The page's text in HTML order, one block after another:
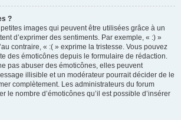
?
images qui peuvent être utilisées grâce à un
d’exprimer des sentiments. Par exemple, « :) »
contraire, « :( » exprime la tristesse. Vous pouvez
des émoticônes depuis le formulaire de rédaction.
pas abuser des émoticônes, elles peuvent
illisible et un modérateur pourrait décider de le
complètement. Les administrateurs du forum
le nombre d’émoticônes qu’il est possible d’insérer